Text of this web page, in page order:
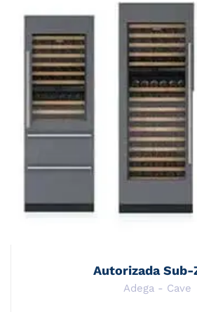
Autorizada Sub-
Adega - Cave